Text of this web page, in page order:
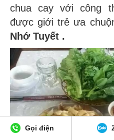
chua cay với công
được giới trẻ ưa
Nhớ Tuyết .
Gọi điện